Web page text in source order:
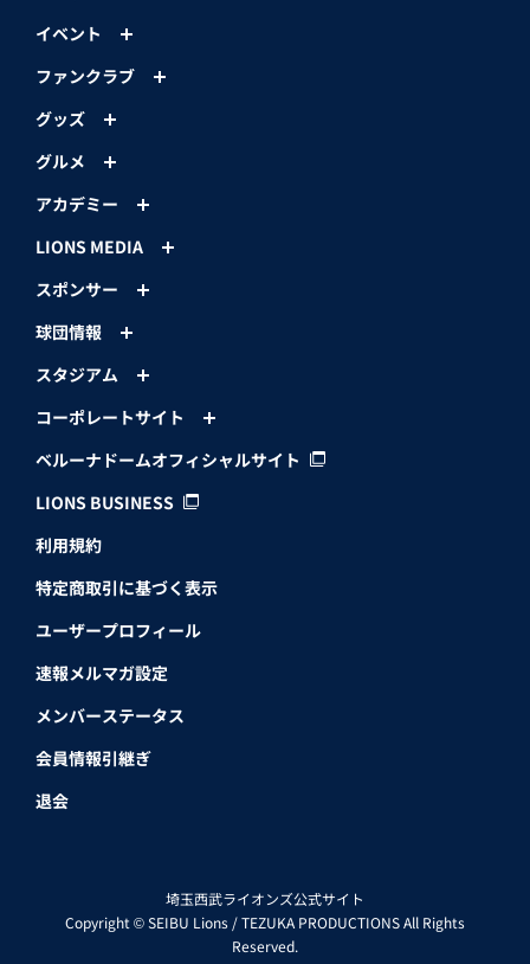
イベント
ファンクラブ
グッズ
グルメ
アカデミー
LIONS MEDIA
スポンサー
球団情報
スタジアム
コーポレートサイト
ベルーナドームオフィシャルサイト
LIONS BUSINESS
利用規約
特定商取引に基づく表示
ユーザープロフィール
速報メルマガ設定
メンバーステータス
会員情報引継ぎ
退会
埼玉西武ライオンズ公式サイト
Copyright © SEIBU Lions / TEZUKA PRODUCTIONS All Rights
Reserved.